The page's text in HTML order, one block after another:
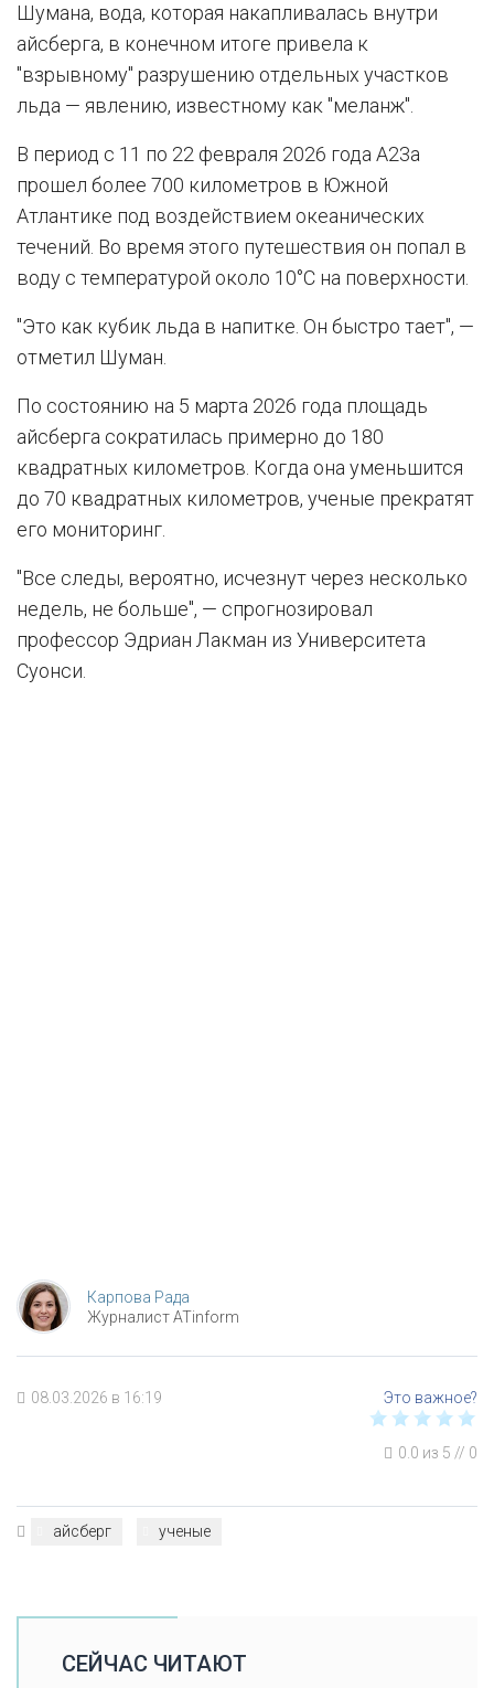
Шумана, вода, которая накапливалась внутри
айсберга, в конечном итоге привела к
"взрывному" разрушению отдельных участков
льда — явлению, известному как "меланж".
В период с 11 по 22 февраля 2026 года A23a
прошел более 700 километров в Южной
Атлантике под воздействием океанических
течений. Во время этого путешествия он попал в
воду с температурой около 10°C на поверхности.
"Это как кубик льда в напитке. Он быстро тает", —
отметил Шуман.
По состоянию на 5 марта 2026 года площадь
айсберга сократилась примерно до 180
квадратных километров. Когда она уменьшится
до 70 квадратных километров, ученые прекратят
его мониторинг.
"Все следы, вероятно, исчезнут через несколько
недель, не больше", — спрогнозировал
профессор Эдриан Лакман из Университета
Суонси.
Карпова Рада
Журналист ATinform
08.03.2026 в 16:19
0.0 из 5 // 0
айсберг ученые
СЕЙЧАС ЧИТАЮТ